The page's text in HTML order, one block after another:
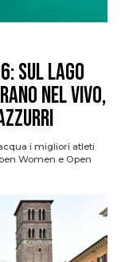
sul Lago
nel vivo,
i migliori atleti
Women e Open